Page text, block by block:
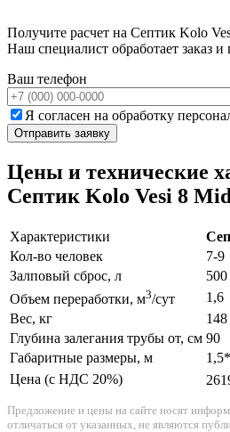
Получите расчет на Септик Kolo
Наш специалист обработает заказ
Ваш телефон
Я согласен на обработку
Цены и технические
Септик Kolo Vesi 8
Характеристики
Кол-во человек
7-9
Залповый сброс, л
500
Объем переработки, м3/сут
1,6
Вес, кг
148
Глубина залегания трубы от, см 90
Габаритные размеры, м
Цена (с НДС 20%)
Предложение и цены на сайте носят
отличаться от указанных, не являются